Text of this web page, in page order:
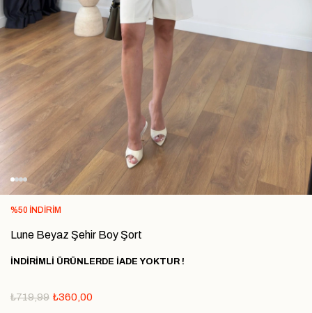
%50 İNDIRIM
Lune Beyaz Şehir Boy Şort
İNDİRİMLİ ÜRÜNLERDE İADE YOKTUR !
₺719,99 ₺360,00